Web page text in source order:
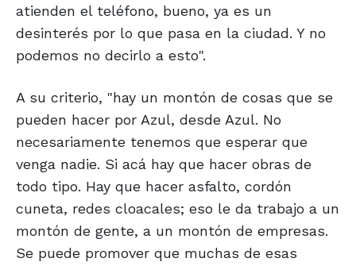
atienden el teléfono, bueno, ya es un
desinterés por lo que pasa en la ciudad. Y no
podemos no decirlo a esto".
A su criterio, "hay un montón de cosas que se
pueden hacer por Azul, desde Azul. No
necesariamente tenemos que esperar que
venga nadie. Si acá hay que hacer obras de
todo tipo. Hay que hacer asfalto, cordón
cuneta, redes cloacales; eso le da trabajo a un
montón de gente, a un montón de empresas.
Se puede promover que muchas de esas